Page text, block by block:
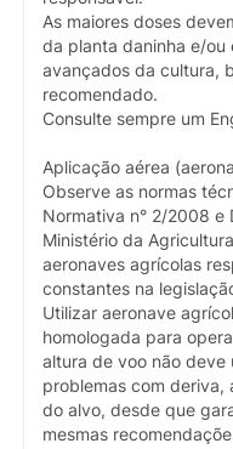
As maiores doses
da planta daninha e/
avançados da cultura,
recomendado.
Consulte sempre um
Aplicação aérea
Observe as normas
Normativa n° 2/2008 e
Ministério da
aeronaves agrícolas
constantes na
Utilizar aeronave
homologada para
altura de voo não
problemas com deriva,
do alvo, desde que
mesmas